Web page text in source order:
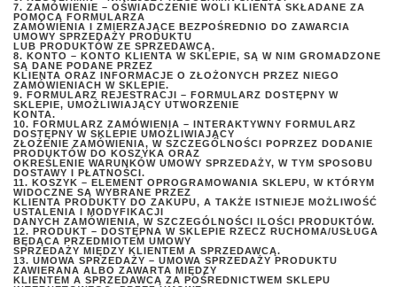
7. ZAMÓWIENIE – OŚWIADCZENIE WOLI KLIENTA SKŁADANE ZA
POMOCĄ FORMULARZA
ZAMÓWIENIA I ZMIERZAJĄCE BEZPOŚREDNIO DO ZAWARCIA
UMOWY SPRZEDAŻY PRODUKTU
LUB PRODUKTÓW ZE SPRZEDAWCĄ.
8. KONTO – KONTO KLIENTA W SKLEPIE, SĄ W NIM GROMADZONE
SĄ DANE PODANE PRZEZ
KLIENTA ORAZ INFORMACJE O ZŁOŻONYCH PRZEZ NIEGO
ZAMÓWIENIACH W SKLEPIE.
9. FORMULARZ REJESTRACJI – FORMULARZ DOSTĘPNY W
SKLEPIE, UMOŻLIWIAJĄCY UTWORZENIE
KONTA.
10. FORMULARZ ZAMÓWIENIA – INTERAKTYWNY FORMULARZ
DOSTĘPNY W SKLEPIE UMOŻLIWIAJĄCY
ZŁOŻENIE ZAMÓWIENIA, W SZCZEGÓLNOŚCI POPRZEZ DODANIE
PRODUKTÓW DO KOSZYKA ORAZ
OKREŚLENIE WARUNKÓW UMOWY SPRZEDAŻY, W TYM SPOSOBU
DOSTAWY I PŁATNOŚCI.
11. KOSZYK – ELEMENT OPROGRAMOWANIA SKLEPU, W KTÓRYM
WIDOCZNE SĄ WYBRANE PRZEZ
KLIENTA PRODUKTY DO ZAKUPU, A TAKŻE ISTNIEJE MOŻLIWOŚĆ
USTALENIA I MODYFIKACJI
DANYCH ZAMÓWIENIA, W SZCZEGÓLNOŚCI ILOŚCI PRODUKTÓW.
12. PRODUKT – DOSTĘPNA W SKLEPIE RZECZ RUCHOMA/USŁUGA
BĘDĄCA PRZEDMIOTEM UMOWY
SPRZEDAŻY MIĘDZY KLIENTEM A SPRZEDAWCĄ.
13. UMOWA SPRZEDAŻY – UMOWA SPRZEDAŻY PRODUKTU
ZAWIERANA ALBO ZAWARTA MIĘDZY
KLIENTEM A SPRZEDAWCĄ ZA POŚREDNICTWEM SKLEPU